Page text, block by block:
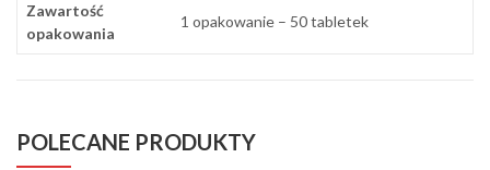
Zawartość
opakowania
1 opakowanie – 50 tabletek
POLECANE PRODUKTY